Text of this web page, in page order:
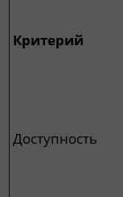
Критерий
Доступность